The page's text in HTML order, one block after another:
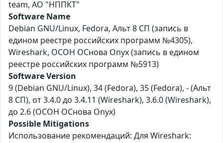
team, АО "НППКТ"
Software Name
Debian GNU/Linux, Fedora, Альт 8 СП (запись в
едином реестре российских программ №4305),
Wireshark, ОСОН ОСнова Оnyx (запись в едином
реестре российских программ №5913)
Software Version
9 (Debian GNU/Linux), 34 (Fedora), 35 (Fedora), - (Альт
8 СП), от 3.4.0 до 3.4.11 (Wireshark), 3.6.0 (Wireshark),
до 2.6 (ОСОН ОСнова Оnyx)
Possible Mitigations
Использование рекомендаций: Для Wireshark: